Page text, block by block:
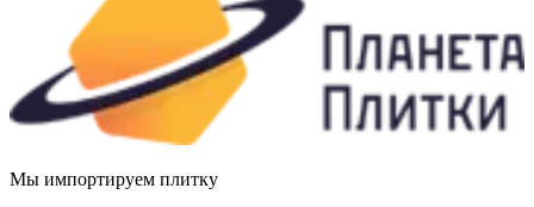
Мы импортируем плитку